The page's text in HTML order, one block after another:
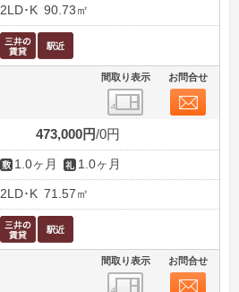
2LD･K 90.73㎡
間取り表示 お問合せ
473,000円 0円
1.0ヶ月 1.0ヶ月
2LD･K 71.57㎡
間取り表示 お問合せ